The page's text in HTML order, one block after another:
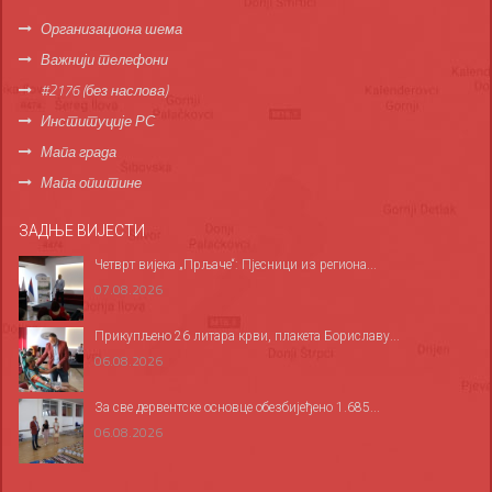
Организациона шема
Важнији телефони
#2176 (без наслова)
Институције РС
Мапа града
Мапа општине
ЗАДЊЕ ВИЈЕСТИ
Четврт вијека „Прљаче“: Пјесници из региона...
07.08.2026
Прикупљено 26 литара крви, плакета Бориславу...
06.08.2026
За све дервентске основце обезбијеђено 1.685...
06.08.2026